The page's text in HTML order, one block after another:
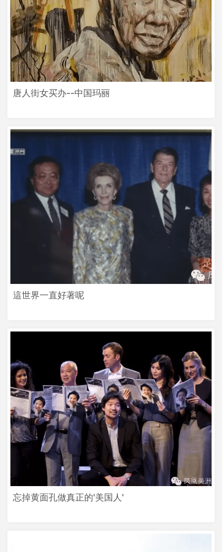
唐人街女买办--中国玛丽
這世界一直好著呢
忘掉黄面孔做真正的'美国人'